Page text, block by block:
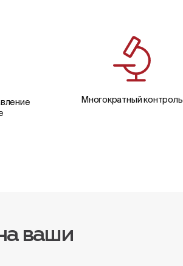
Многократный контроль
ваши